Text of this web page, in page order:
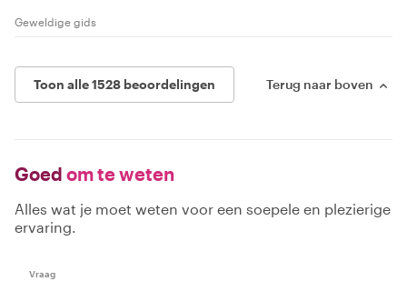
Geweldige gids
Toon alle 1528 beoordelingen Terug naar boven
Goed om te weten
Alles wat je moet weten voor een soepele en plezierige
ervaring.
Vraag